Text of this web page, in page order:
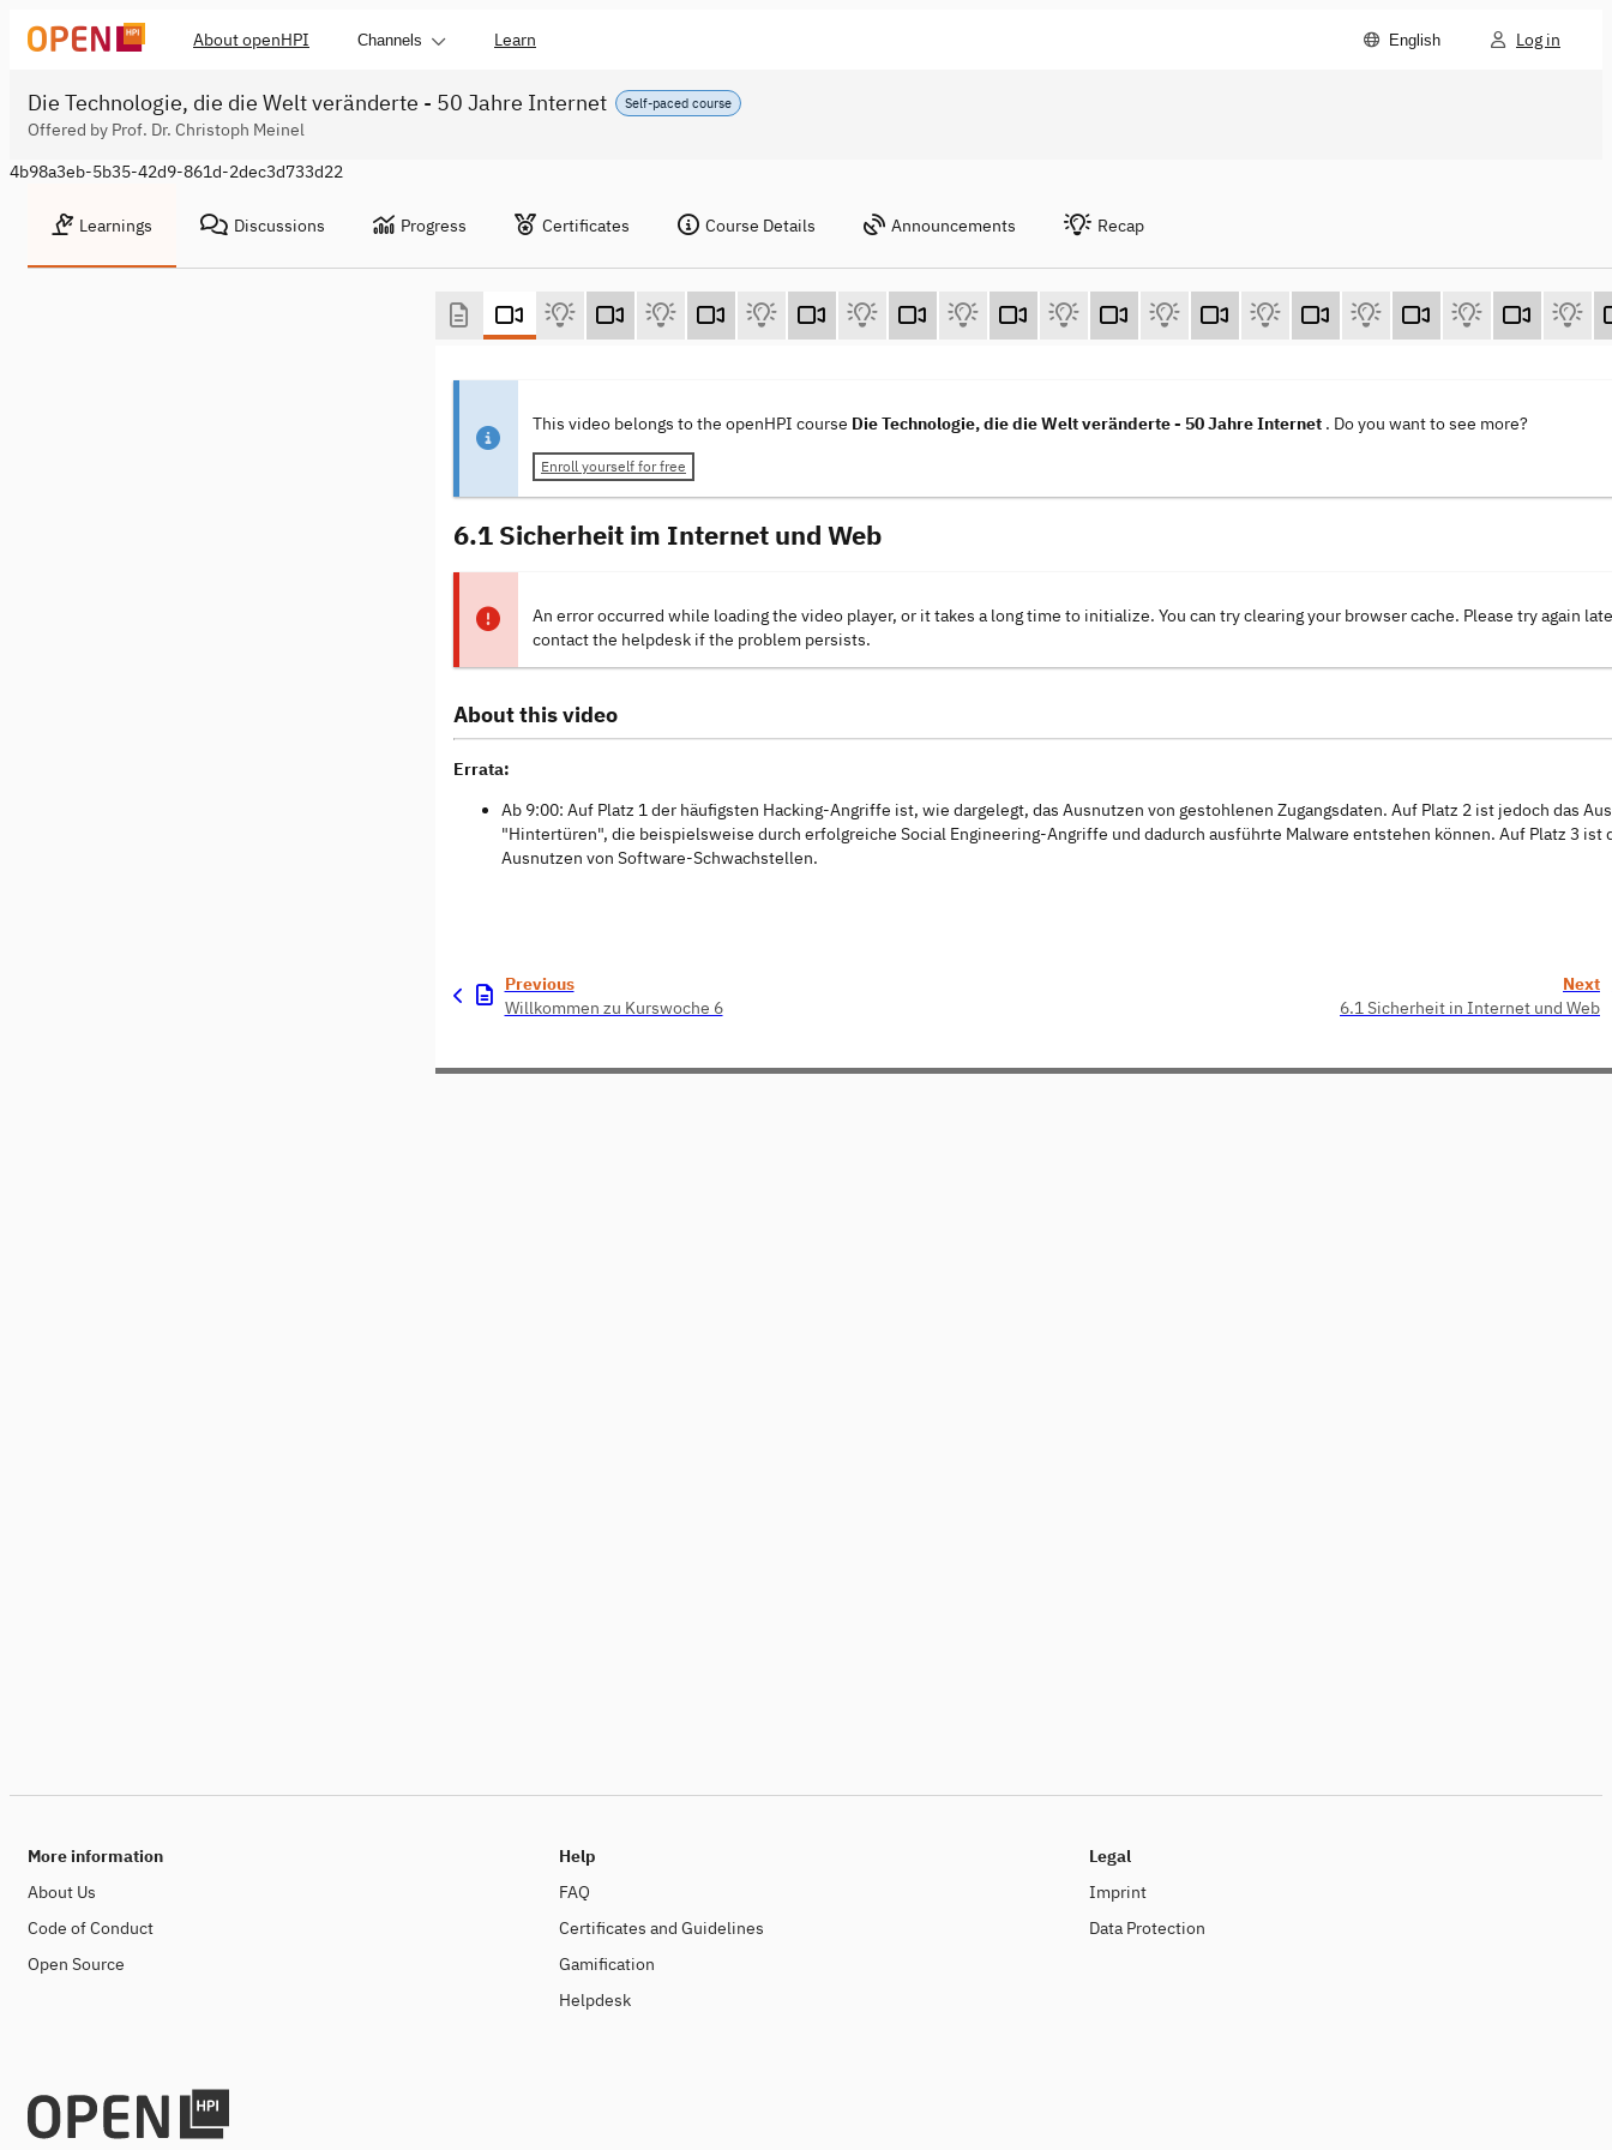
About openHPI Channels Learn English Log in
Self-paced course
Die Technologie, die die Welt veränderte - 50 Jahre Internet
Offered by Prof. Dr. Christoph Meinel
4b98a3eb-5b35-42d9-861d-2dec3d733d22
Learnings Discussions Progress Certificates Course Details Announcements Recap
This video belongs to the openHPI course Die Technologie, die die Welt veränderte - 50 Jahre Internet . Do you want to see more?
Enroll yourself for free
6.1 Sicherheit im Internet und Web
An error occurred while loading the video player, or it takes a long time to initialize. You can try clearing your browser cache. Please try again
contact the helpdesk if the problem persists.
About this video
Errata:
Ab 9:00: Auf Platz 1 der häufigsten Hacking-Angriffe ist, wie dargelegt, das Ausnutzen von gestohlenen Zugangsdaten. Auf Platz 2 ist jedoch das
"Hintertüren", die beispielsweise durch erfolgreiche Social Engineering-Angriffe und dadurch ausführte Malware entstehen können. Auf Platz 3 ist
Ausnutzen von Software-Schwachstellen.
Previous
Willkommen zu Kurswoche 6
Next
6.1 Sicherheit in Internet und Web
More information
About Us
Code of Conduct
Open Source
Help
FAQ
Certificates and Guidelines
Gamification
Helpdesk
Legal
Imprint
Data Protection